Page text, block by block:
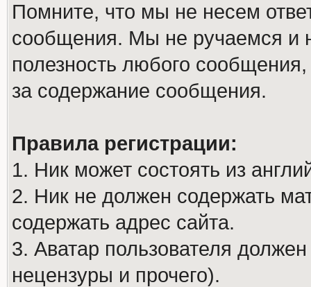
Помните, что мы не несем
сообщения. Мы не ручаемся и
полезность любого
за содержание сообщения.
Правила регистрации:
1. Ник может состоять из
2. Ник не должен содержать
содержать адрес сайта.
3. Аватар пользователя
нецензуры и прочего).